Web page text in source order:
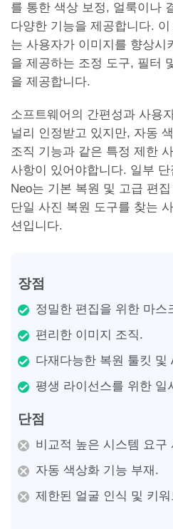
를 통한 색상 보정, 얼룩이나
다양한 기능을 제공합니다.
는 사용자가 이미지를 향상시
을 제공하는 조정 도구, 필터
을 제공합니다.
소프트웨어의 간편성과 사용
널리 인정받고 있지만, 자동
조직 기능과 같은 특정 제한
사항이 있어야합니다. 일부
Neo는 기본 복원 및 고급 편
단일 사진 복원 도구를 찾는
션입니다.
장점
정밀한 편집을 위한 마스
편리한 이미지 조직.
다재다능한 복원 툴킷 및
평생 라이선스를 위한 일
단점
비교적 높은 시스템 요구
자동 색상화 기능 부재.
제한된 얼굴 인식 및 키